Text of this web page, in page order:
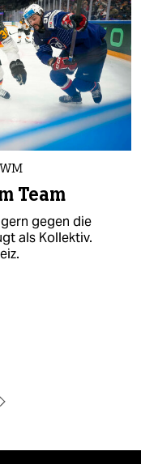
Team
gegen die
als Kollektiv.